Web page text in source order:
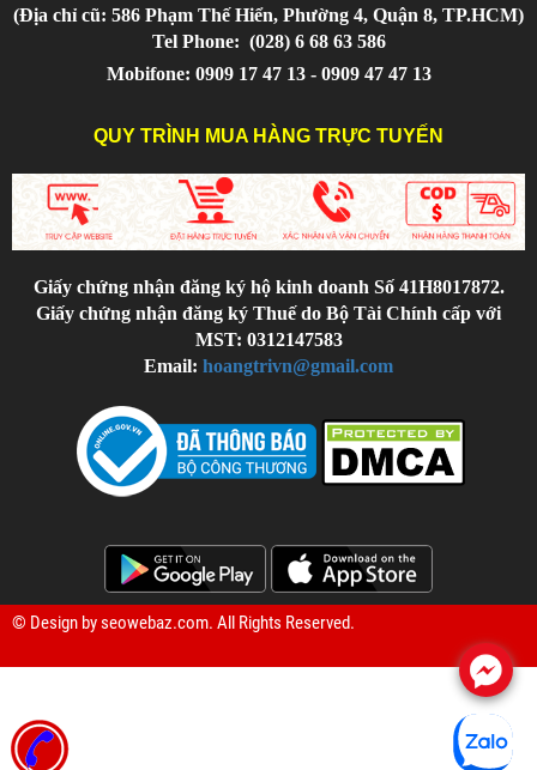
(Địa chỉ cũ: 586 Phạm Thế Hiển, Phường 4, Quận 8, TP.HCM)
Tel Phone: (028) 6 68 63 586
Mobifone: 0909 17 47 13 - 0909 47 47 13
QUY TRÌNH MUA HÀNG TRỰC TUYẾN
Giấy chứng nhận đăng ký hộ kinh doanh Số 41H8017872.
Giấy chứng nhận đăng ký Thuế do Bộ Tài Chính cấp với
MST: 0312147583
Email: hoangtrivn@gmail.com
© Design byseowebaz.com. All Rights Reserved.
.